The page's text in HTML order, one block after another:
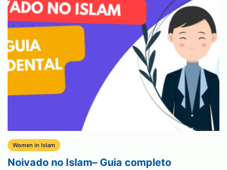
Women in Islam
Noivado no Islam– Guia completo